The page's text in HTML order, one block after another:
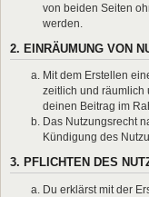
von beiden Seiten
werden.
2. EINRÄUMUNG VON
Mit dem Erstellen
zeitlich und räumlich
deinen Beitrag im
Das Nutzungsrecht
Kündigung des
3. PFLICHTEN DES
Du erklärst mit der